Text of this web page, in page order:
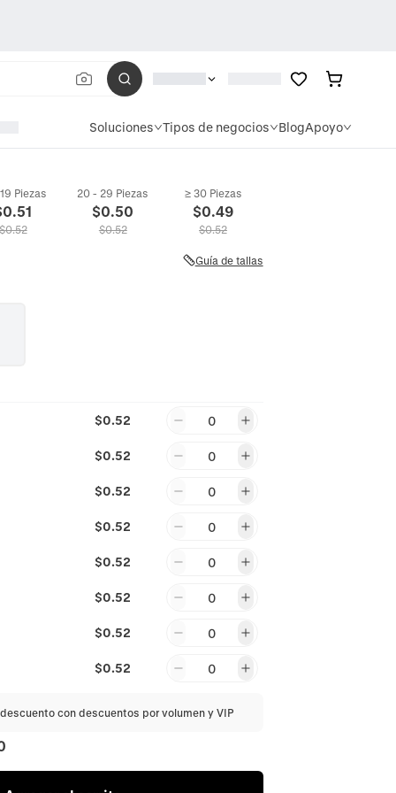
Soluciones Tipos de negocios BlogApoyo
Piezas
0.51
0.52
20 - 29 Piezas
$0.50
$0.52
≥ 30 Piezas
$0.49
$0.52
Guía de tallas
$0.52
0
$0.52
0
$0.52
0
$0.52
0
$0.52
0
$0.52
0
$0.52
0
$0.52 0
con descuentos por volumen y VIP